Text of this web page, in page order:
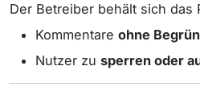
Der Betreiber behält sich das
Kommentare ohne
Nutzer zu sperren oder